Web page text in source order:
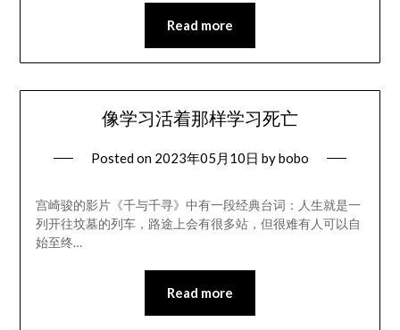
Read more
像学习活着那样学习死亡
Posted on 2023年05月10日 bybobo
宫崎骏的影片《千与千寻》中有一段经典台词：人生就是一
列开往坟墓的列车，路途上会有很多站，但很难有人可以自
始至终…
Read more